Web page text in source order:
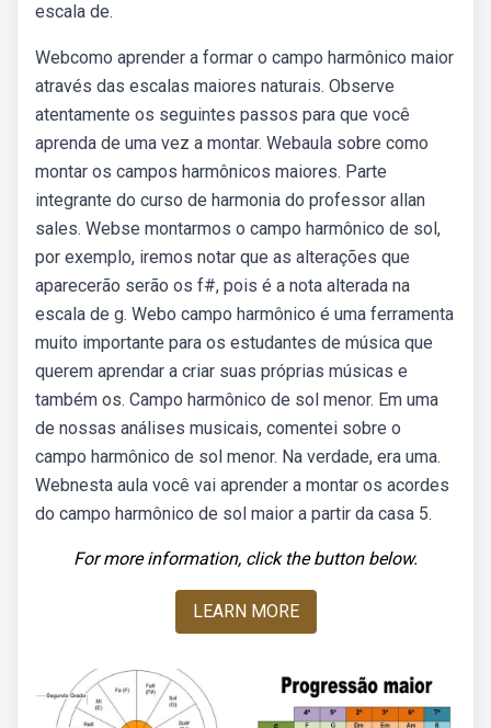
escala de.
Webcomo aprender a formar o campo harmônico maior
através das escalas maiores naturais. Observe
atentamente os seguintes passos para que você
aprenda de uma vez a montar. Webaula sobre como
montar os campos harmônicos maiores. Parte
integrante do curso de harmonia do professor allan
sales. Webse montarmos o campo harmônico de sol,
por exemplo, iremos notar que as alterações que
aparecerão serão os f#, pois é a nota alterada na
escala de g. Webo campo harmônico é uma ferramenta
muito importante para os estudantes de música que
querem aprendar a criar suas próprias músicas e
também os. Campo harmônico de sol menor. Em uma
de nossas análises musicais, comentei sobre o
campo harmônico de sol menor. Na verdade, era uma.
Webnesta aula você vai aprender a montar os acordes
do campo harmônico de sol maior a partir da casa 5.
For more information, click the button below.
LEARN MORE